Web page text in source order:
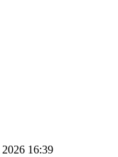
16:39